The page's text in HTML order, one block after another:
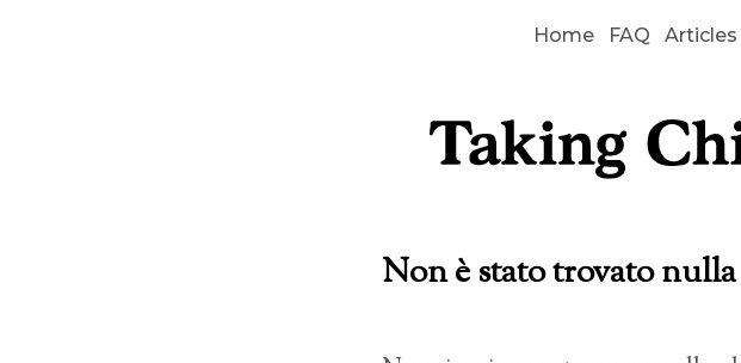
Home FAQ Articles
Non è stato trovato nulla